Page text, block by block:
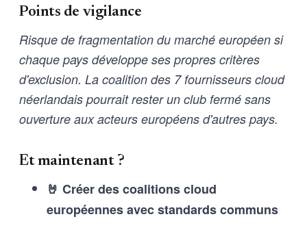
Points de vigilance
Risque de fragmentation du marché européen si
chaque pays développe ses propres critères
d'exclusion. La coalition des 7 fournisseurs cloud
néerlandais pourrait rester un club fermé sans
ouverture aux acteurs européens d'autres pays.
Et maintenant ?
🤘 Créer des coalitions cloud
européennes avec standards communs